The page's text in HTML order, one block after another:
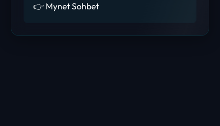
👉 Mynet Sohbet